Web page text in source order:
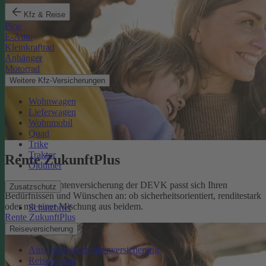
Kfz & Reise
Pkw
E-Auto
Kleinkraftrad
Anhänger
Motorrad
Weitere Kfz-Versicherungen
Wohnwagen
Lieferwagen
Wohnmobil
Quad
Trike
Traktor
Oldtimer
Zusatzschutz
Schutzbrief
Reiseversicherung
Auslandsreisekrankenversicherung
Reisegepäck
Rente ZukunftPlus
Die private Rentenversicherung der DEVK passt sich Ihren
Bedürfnissen und Wünschen an: ob sicherheitsorientiert, renditestark
oder mit einer Mischung aus beidem.
Rente ZukunftPlus